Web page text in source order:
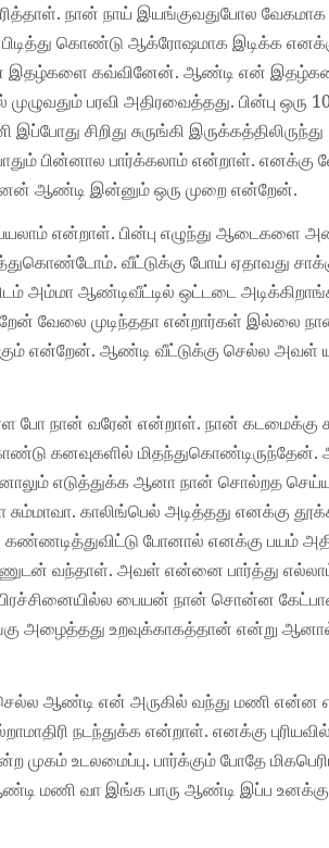
நான் நாய் இயங்குவதுபோல
கொண்டு ஆக்ரோஷமாக இடிக்க
இதழ்களை கவ்வினேன். ஆண்டி என்
பரவி அதிரவைத்தது. பின்பு ஒரு 10
சிறிது சுருங்கி இருக்கத்திலிருந்து
பின்னால பார்க்கலாம் என்றாள். எனக்கு
ஆண்டி இன்னும் ஒரு முறை என்றேன்.
என்றாள். பின்பு எழுந்து ஆடைகளை
வீட்டுக்கு போய் ஏதாவது
அம்மா ஆண்டிவீட்டில் ஒட்டடை
வேலை முடிந்ததா என்றார்கள் இல்லை
என்றேன். ஆண்டி வீட்டுக்கு செல்ல அவள்
போ நான் வரேன் என்றாள். நான் கடமைக்கு
கனவுகளில்
எடுத்துக்க ஆனா நான் சொல்றத
காலிங்பெல் அடித்தது எனக்கு
போனால் எனக்கு பயம்
வந்தாள். அவள் என்னை பார்த்து
பையன் நான் சொன்ன
உறவுக்காகத்தான் என்று ஆனால்
ஆண்டி என் அருகில் வந்து மணி என்ன
நடந்துக்க என்றாள். எனக்கு
உடலமைப்பு. பார்க்கும் போதே
மணி வா இங்க பாரு ஆண்டி இப்ப